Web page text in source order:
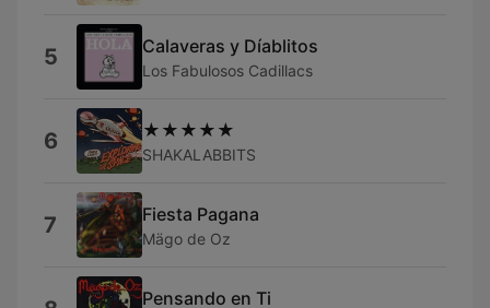
5 Calaveras y Díablitos
Los Fabulosos Cadillacs
6 ★★★★★
SHAKALABBITS
7 Fiesta Pagana
Mägo de Oz
Pensando en Ti